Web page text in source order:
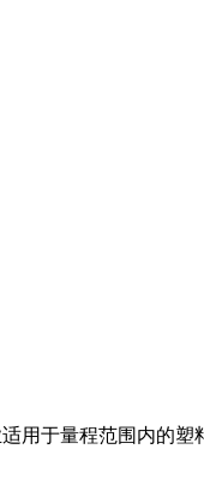
用于量程范围内的塑